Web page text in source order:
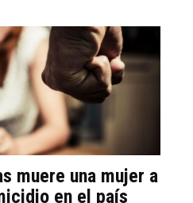
muere una mujer a
en el país